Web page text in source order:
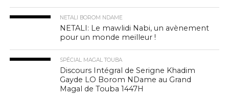
NETALI BOROM NDAME
NETALI: Le mawlidi Nabi, un avènement
pour un monde meilleur !
SPÉCIAL MAGAL TOUBA
Discours Intégral de Serigne Khadim
Gayde LO Borom NDame au Grand
Magal de Touba 1447H